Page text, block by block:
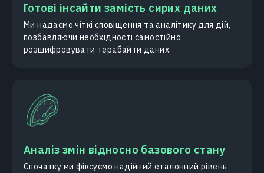
Готові інсайти замість сирих даних
Ми надаємо чіткі сповіщення та аналітику для дій,
позбавляючи необхідності самостійно
розшифровувати терабайти даних.
Аналіз змін відносно базового стану
Спочатку ми фіксуємо надійний еталонний рівень